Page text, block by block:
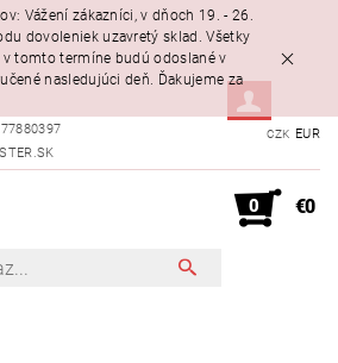
Vážení zákazníci, v dňoch 19. - 26.
dovoleniek uzavretý sklad. Všetky
v tomto termíne budú odoslané v
nasledujúci deň. Ďakujeme za
CZK EUR
0 €0